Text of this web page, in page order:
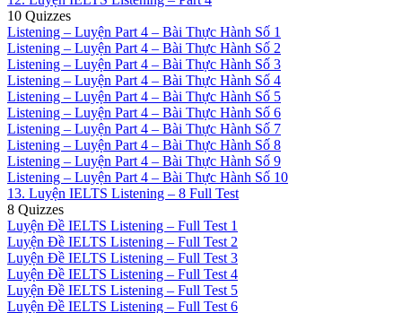
10 Quizzes
Listening – Luyện Part 4 – Bài Thực Hành Số 1
Listening – Luyện Part 4 – Bài Thực Hành Số 2
Listening – Luyện Part 4 – Bài Thực Hành Số 3
Listening – Luyện Part 4 – Bài Thực Hành Số 4
Listening – Luyện Part 4 – Bài Thực Hành Số 5
Listening – Luyện Part 4 – Bài Thực Hành Số 6
Listening – Luyện Part 4 – Bài Thực Hành Số 7
Listening – Luyện Part 4 – Bài Thực Hành Số 8
Listening – Luyện Part 4 – Bài Thực Hành Số 9
Listening – Luyện Part 4 – Bài Thực Hành Số 10
13. Luyện IELTS Listening – 8 Full Test
8 Quizzes
Luyện Đề IELTS Listening – Full Test 1
Luyện Đề IELTS Listening – Full Test 2
Luyện Đề IELTS Listening – Full Test 3
Luyện Đề IELTS Listening – Full Test 4
Luyện Đề IELTS Listening – Full Test 5
Luyện Đề IELTS Listening – Full Test 6